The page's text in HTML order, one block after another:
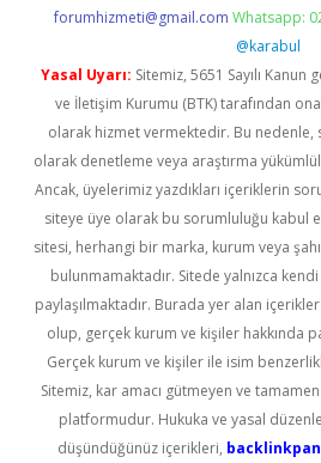
forumhizmeti@gmail.com Whatsapp:
@karabul
Yasal Uyarı: Sitemiz, 5651 Sayılı
ve İletişim Kurumu (BTK) tarafından
olarak hizmet vermektedir. Bu
olarak denetleme veya araştırma
Ancak, üyelerimiz yazdıkları içeriklerin
siteye üye olarak bu sorumluluğu kabul
sitesi, herhangi bir marka, kurum veya
bulunmamaktadır. Sitede yalnızca kendi
paylaşılmaktadır. Burada yer alan
olup, gerçek kurum ve kişiler hakkında
Gerçek kurum ve kişiler ile isim
Sitemiz, kar amacı gütmeyen ve
platformudur. Hukuka ve yasal
düşündüğünüz içerikleri,